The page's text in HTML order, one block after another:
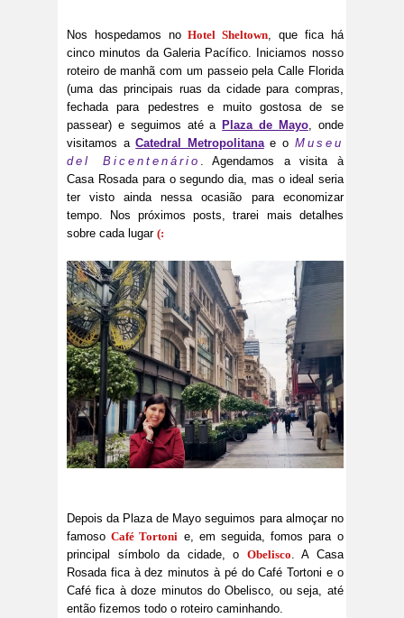
Nos hospedamos noHotel Sheltown, que fica há
cinco minutos da Galeria Pacífico. Iniciamos nosso
roteiro de manhã com um passeio pela Calle Florida
(uma das principais ruas da cidade para compras,
fechada para pedestres e muito gostosa de se
passear) e seguimos até a Plaza de Mayo, onde
visitamos aCatedral Metropolitanae o Museu
del Bicentenário . Agendamos a visita à
Casa Rosada para o segundo dia, mas o ideal seria
ter visto ainda nessa ocasião para economizar
tempo. Nos próximos posts, trarei mais detalhes
sobre cada lugar (:
Depois da Plaza de Mayo seguimos para almoçar no
famosoCafé Tortoni e, em seguida, fomos para o
principal símbolo da cidade, o Obelisco. A Casa
Rosada fica à dez minutos à pé do Café Tortoni e o
Café fica à doze minutos do Obelisco, ou seja, até
então fizemos todo o roteiro caminhando.